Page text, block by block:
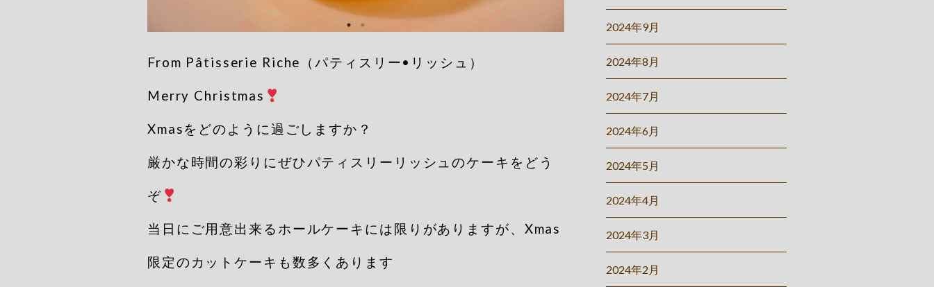
From Pâtisserie Riche（パティスリー•リッシュ）
Merry Christmas
Xmasをどのように過ごしますか？
厳かな時間の彩りにぜひパティスリーリッシュのケーキをどう
ぞ
当日にご用意出来るホールケーキには限りがありますが、Xmas
限定のカットケーキも数多くあります️
2024年9月
2024年8月
2024年7月
2024年6月
2024年5月
2024年4月
2024年3月
2024年2月